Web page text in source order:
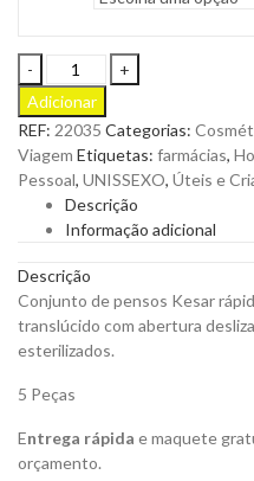
Conjunto
de
Pensos
Kesar
Rápidos
em
Estojo
em
para
Personalizar
quantity
Adicionar
REF: 22035 Categorias:
Viagem Etiquetas: farmácias,
Pessoal, UNISSEXO, Úteis e
Descrição
Informação adicional
Descrição
Conjunto de pensos Kesar
translúcido com abertura
esterilizados.
5 Peças
Entrega rápida e maquete
orçamento.